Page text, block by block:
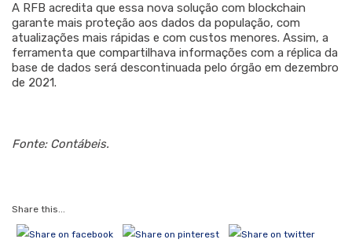
A RFB acredita que essa nova solução com blockchain
garante mais proteção aos dados da população, com
atualizações mais rápidas e com custos menores. Assim, a
ferramenta que compartilhava informações com a réplica da
base de dados será descontinuada pelo órgão em dezembro
de 2021.
Fonte: Contábeis.
Share this...